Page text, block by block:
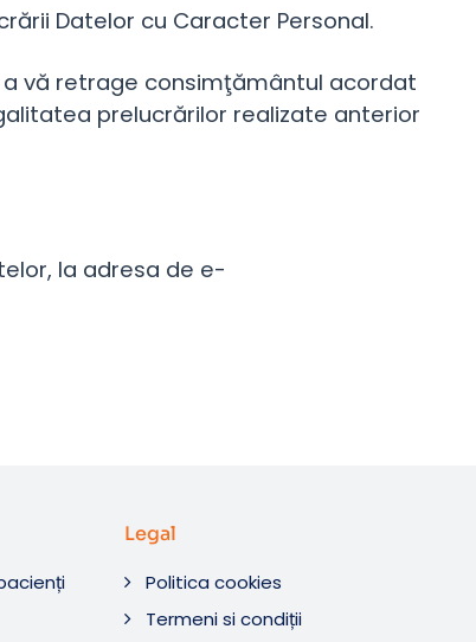
Datelor cu Caracter Personal.
vă retrage consimţământul acordat
prelucrărilor realizate anterior
la adresa de e-
Legal
Politica cookies
Termeni si condiții